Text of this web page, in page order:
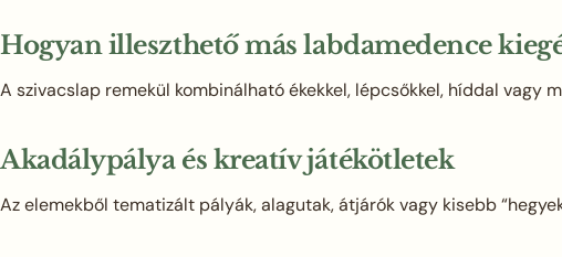
Hogyan illeszthető más labdamedence
A szivacslap remekül kombinálható ékekkel, lépcsőkkel, híddal
Akadálypálya és kreatív játékötletek
Az elemekből tematizált pályák, alagutak, átjárók vagy kisebb